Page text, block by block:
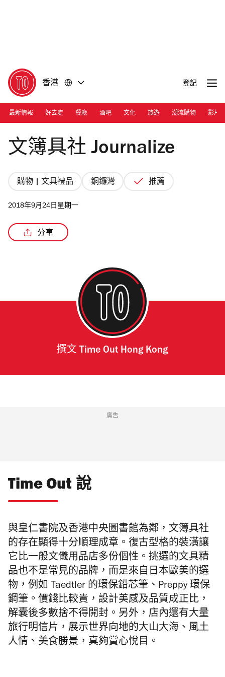
香港 登記
最新情報 好去處 餐廳 酒吧 文化 旅遊 潮流購物 影片
Photograph: Calvin Sit
文簿具社 Journalize
購物 | 文具禮品 銅鑼灣 推薦
2018年9月24日星期一
分享
撰文 Time Out Hong Kong
廣告
Time Out 說
與皇仁書院及香港中央圖書館為鄰，文簿具社
的存在顯得十分順理成章。復古型格的裝潢讓
它比一般文儀用品店多份個性。挑選的文具精
品也不是常見的品牌，而是來自日本歐美的選
物，例如 Taedtler 的環保鉛芯筆、Preppy 環保
鋼筆。價錢比較貴，設計美感及品質成正比，
解囊後多數捨不得開封。另外，店內還有大量
旅行明信片，展示世界向地的大山大海、風土
人情、美食勝景，真夠賞心悅目。